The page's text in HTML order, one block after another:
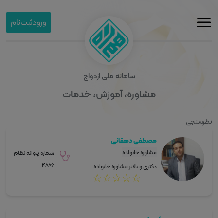
ورودثبت‌نام
سامانه ملی ازدواج
مشاوره، آموزش، خدمات
نظرسنجی
مصطفی دهقانی
مشاوره خانواده
دکتری و بالاتر مشاوره خانواده
☆☆☆☆☆
شماره پروانه نظام
۴۸۸۶